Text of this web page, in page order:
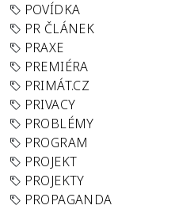
POVÍDKA
PR ČLÁNEK
PRAXE
PREMIÉRA
PRIMÁT.CZ
PRIVACY
PROBLÉMY
PROGRAM
PROJEKT
PROJEKTY
PROPAGANDA